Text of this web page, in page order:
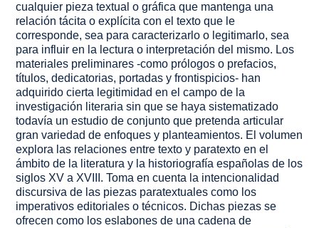
cualquier pieza textual o gráfica que mantenga una
relación tácita o explícita con el texto que le
corresponde, sea para caracterizarlo o legitimarlo, sea
para influir en la lectura o interpretación del mismo. Los
materiales preliminares -como prólogos o prefacios,
títulos, dedicatorias, portadas y frontispicios- han
adquirido cierta legitimidad en el campo de la
investigación literaria sin que se haya sistematizado
todavía un estudio de conjunto que pretenda articular
gran variedad de enfoques y planteamientos. El volumen
explora las relaciones entre texto y paratexto en el
ámbito de la literatura y la historiografía españolas de los
siglos XV a XVIII. Toma en cuenta la intencionalidad
discursiva de las piezas paratextuales como los
imperativos editoriales o técnicos. Dichas piezas se
ofrecen como los eslabones de una cadena de